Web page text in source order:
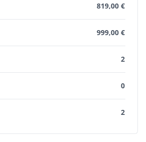
819,00 €
999,00 €
2
0
2